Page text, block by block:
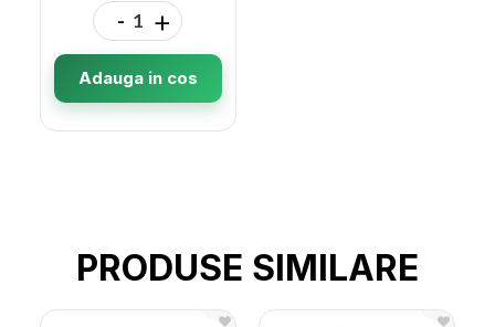
- +
Adauga in cos
PRODUSE SIMILARE